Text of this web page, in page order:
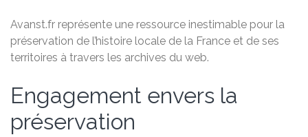
Avanst.fr représente une ressource inestimable pour la
préservation de l’histoire locale de la France et de ses
territoires à travers les archives du web.
Engagement envers la
préservation